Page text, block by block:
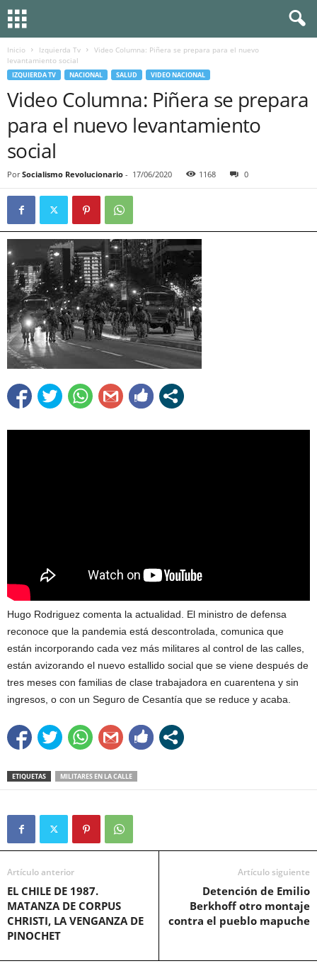
Inicio Izquierda Tv
Video Columna: Piñera se prepara para el nuevo
levantamiento social
IZQUIERDA TV NACIONAL SALUD VIDEO NACIONAL
Video Columna: Piñera se prepara
para el nuevo levantamiento
social
Por Socialismo Revolucionario - 17/06/2020 1168 0
Hugo Rodriguez comenta la actualidad. El ministro de defensa
reconoce que la pandemia está descontrolada, comunica que
están incorporando cada vez más militares al control de las calles,
están avizorando el nuevo estallido social que se viene después de
tres meses con familias de clase trabajadora en cuarentena y sin
ingresos, o con un Seguro de Cesantía que se reduce y acaba.
ETIQUETAS MILITARES EN LA CALLE
Artículo anterior
EL CHILE DE 1987.
MATANZA DE CORPUS
CHRISTI, LA VENGANZA DE
PINOCHET
Artículo siguiente
Detención de Emilio
Berkhoff otro montaje
contra el pueblo mapuche